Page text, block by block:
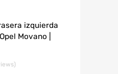
izquierda
Movano |